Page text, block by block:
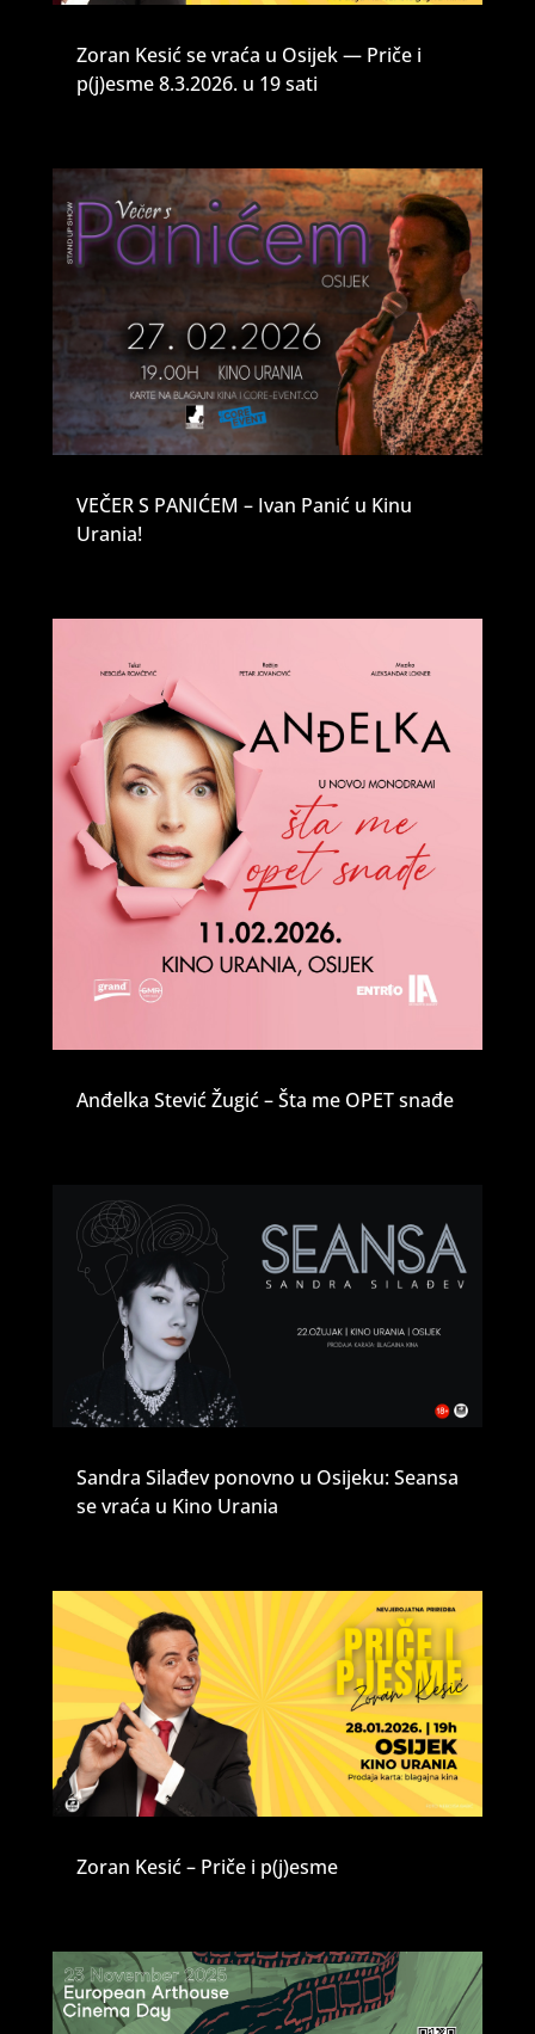
Zoran Kesić se vraća u Osijek — Priče i
p(j)esme 8.3.2026. u 19 sati
VEČER S PANIĆEM – Ivan Panić u Kinu
Urania!
Anđelka Stević Žugić – Šta me OPET snađe
Sandra Silađev ponovno u Osijeku: Seansa
se vraća u Kino Urania
Zoran Kesić – Priče i p(j)esme